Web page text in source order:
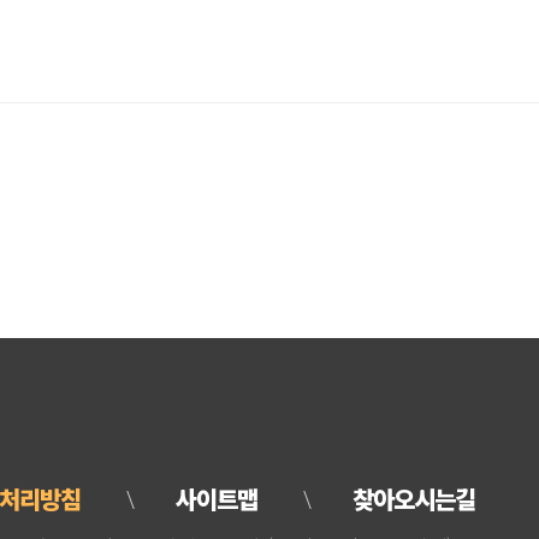
리방침 사이트맵
찾아오시는길